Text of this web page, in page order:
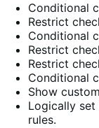
Conditional
Restrict
Conditional
Restrict
Restrict
Conditional
Show
Logically
rules.